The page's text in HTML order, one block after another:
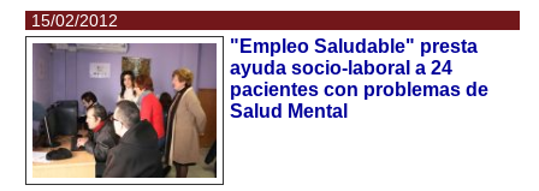
15/02/2012
"Empleo Saludable" presta
ayuda socio-laboral a 24
pacientes con problemas de
Salud Mental